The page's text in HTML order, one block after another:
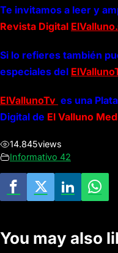
Te invitamos a leer y
Revista Digital
Si lo refieres también
especiales del
ElVallunoTv es una
Digital de El Valluno
14.845views
Informativo 42
You may also